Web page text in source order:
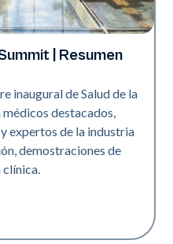
| Resumen
inaugural de Salud de la
destacados,
expertos de la industria
demostraciones de
clínica.